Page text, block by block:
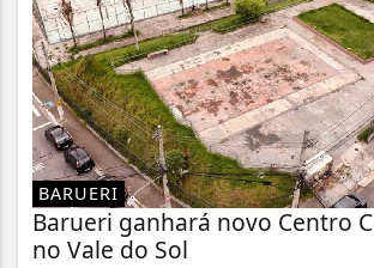
BARUERI
Barueri ganhará novo Centro
no Vale do Sol